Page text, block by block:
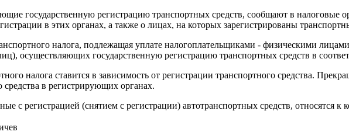
государственную регистрацию транспортных средств, сообщают в налоговые
в этих органах, а также о лицах, на которых зарегистрированы
налога, подлежащая уплате налогоплательщиками - физическими
осуществляющих государственную регистрацию транспортных средств в
налога ставится в зависимость от регистрации транспортного средства.
средства в регистрирующих органах.
с регистрацией (снятием с регистрации) автотранспортных средств,